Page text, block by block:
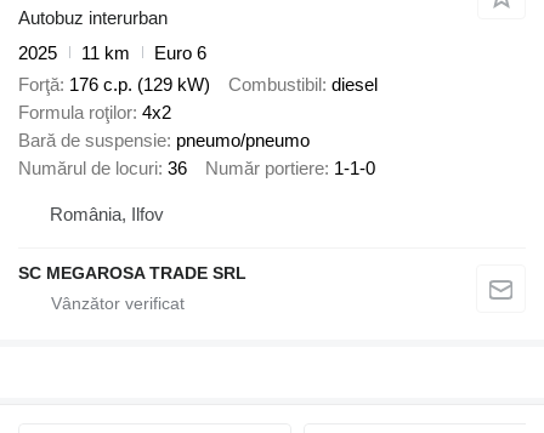
Autobuz interurban
2025
11 km
Euro 6
Forţă 176 c.p. (129 kW) Combustibil diesel
Formula roţilor 4x2
Bară de suspensie pneumo/pneumo
Numărul de locuri 36 Număr portiere 1-1-0
România, Ilfov
SC MEGAROSA TRADE SRL